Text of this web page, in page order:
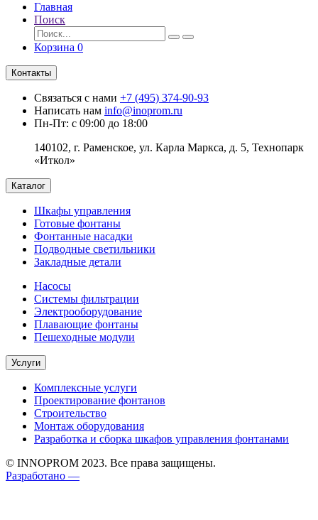
Главная
Поиск
Корзина 0
Контакты
Связаться с нами +7 (495) 374-90-93
Написать нам info@inoprom.ru
Пн-Пт: с 09:00 до 18:00
140102, г. Раменское, ул. Карла Маркса, д. 5, Технопарк
«Иткол»
Каталог
Шкафы управления
Готовые фонтаны
Фонтанные насадки
Подводные светильники
Закладные детали
Насосы
Системы фильтрации
Электрооборудование
Плавающие фонтаны
Пешеходные модули
Услуги
Комплексные услуги
Проектирование фонтанов
Строительство
Монтаж оборудования
Разработка и сборка шкафов управления фонтанами
© INNOPROM 2023. Все права защищены.
Разработано —